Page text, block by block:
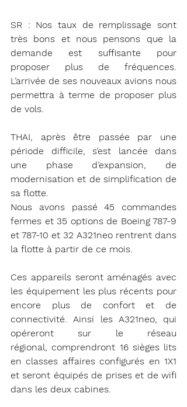
SR : Nos taux de remplissage sont
très bons et nous pensons que la
demande est suffisante pour
proposer plus de fréquences.
L’arrivée de ses nouveaux avions nous
permettra à terme de proposer plus
de vols.
THAI, après être passée par une
période difficile, s’est lancée dans
une phase d’expansion, de
modernisation et de simplification de
sa flotte.
Nous avons passé 45 commandes
fermes et 35 options de Boeing 787-9
et 787-10 et 32 A321neo rentrent dans
la flotte à partir de ce mois.
Ces appareils seront aménagés avec
les équipement les plus récents pour
encore plus de confort et de
connectivité. Ainsi les A321neo, qui
opéreront sur le réseau
régional, comprendront 16 sièges lits
en classes affaires configurés en 1X1
et seront équipés de prises et de wifi
dans les deux cabines.